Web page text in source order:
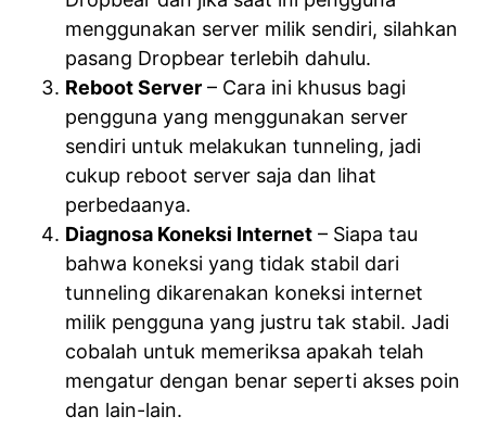
menggunakan server milik sendiri, silahkan
pasang Dropbear terlebih dahulu.
Reboot Server – Cara ini khusus bagi
pengguna yang menggunakan server
sendiri untuk melakukan tunneling, jadi
cukup reboot server saja dan lihat
perbedaanya.
Diagnosa Koneksi Internet – Siapa tau
bahwa koneksi yang tidak stabil dari
tunneling dikarenakan koneksi internet
milik pengguna yang justru tak stabil. Jadi
cobalah untuk memeriksa apakah telah
mengatur dengan benar seperti akses poin
dan lain-lain.